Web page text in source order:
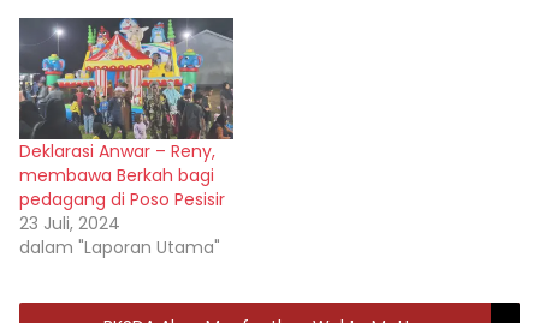
Deklarasi Anwar – Reny,
membawa Berkah bagi
pedagang di Poso Pesisir
23 Juli, 2024
dalam "Laporan Utama"